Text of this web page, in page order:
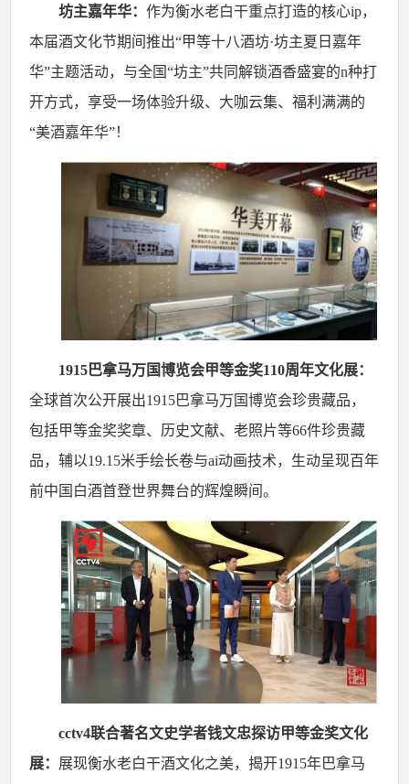
坊主嘉年华：作为衡水老白干重点打造的核心ip，
本届酒文化节期间推出“甲等十八酒坊·坊主夏日嘉年
华”主题活动，与全国“坊主”共同解锁酒香盛宴的n种打
开方式，享受一场体验升级、大咖云集、福利满满的
“美酒嘉年华”！
1915巴拿马万国博览会甲等金奖110周年文化展：
全球首次公开展出1915巴拿马万国博览会珍贵藏品，
包括甲等金奖奖章、历史文献、老照片等66件珍贵藏
品，辅以19.15米手绘长卷与ai动画技术，生动呈现百年
前中国白酒首登世界舞台的辉煌瞬间。
cctv4联合著名文史学者钱文忠探访甲等金奖文化
展： 展现衡水老白干酒文化之美，揭开1915年巴拿马